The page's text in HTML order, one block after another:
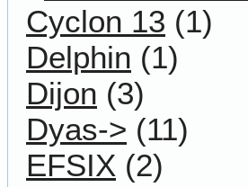
Cyclon 13 (1)
Delphin (1)
Dijon (3)
Dyas-> (11)
EFSIX (2)